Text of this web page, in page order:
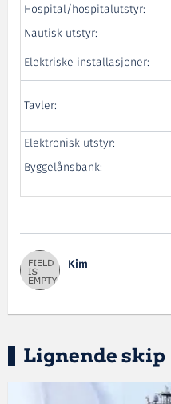
Hospital/hospitalutstyr:
Nautisk utstyr:
Elektriske installasjoner:
Tavler:
Elektronisk utstyr:
Byggelånsbank:
Kim
Lignende skip